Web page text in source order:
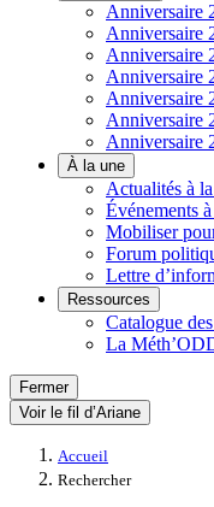
Anniversaire
Anniversaire
Anniversaire
Anniversaire
Anniversaire
Anniversaire
Anniversaire
À la une
Actualités à
Événements
Mobiliser
Forum
Lettre
Ressources
Catalogue
La
Fermer
Voir le fil d’Ariane
Accueil
Rechercher